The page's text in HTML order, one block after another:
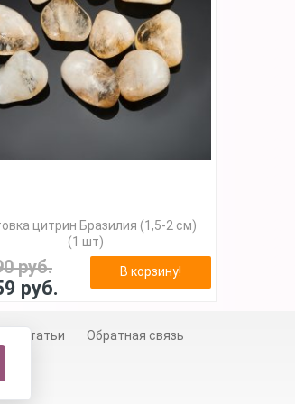
цитрин Бразилия (1,5-2 см)
(1 шт)
руб.
руб.
В корзину!
Статьи
Обратная связь